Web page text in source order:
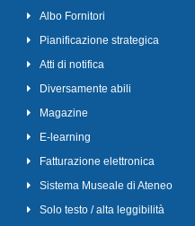
Albo Fornitori
Pianificazione strategica
Atti di notifica
Diversamente abili
Magazine
E-learning
Fatturazione elettronica
Sistema Museale di Ateneo
Solo testo / alta leggibilità